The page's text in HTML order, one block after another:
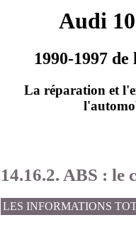
Audi
1990-1997
La réparation et
14.16.2. ABS : le
LES INFORMATIONS